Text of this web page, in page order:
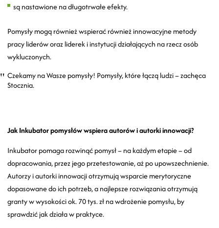
są nastawione na długotrwałe efekty.
Pomysły mogą również wspierać również innowacyjne metody
pracy liderów oraz liderek i instytucji działających na rzecz osób
wykluczonych.
Czekamy na Wasze pomysły! Pomysły, które łączą ludzi – zachęca
Stocznia.
Jak Inkubator pomysłów wspiera autorów i autorki innowacji?
Inkubator pomaga rozwinąć pomysł – na każdym etapie – od
dopracowania, przez jego przetestowanie, aż po upowszechnienie.
Autorzy i autorki innowacji otrzymują wsparcie merytoryczne
dopasowane do ich potrzeb, a najlepsze rozwiązania otrzymują
granty w wysokości ok. 70 tys. zł na wdrożenie pomysłu, by
sprawdzić jak działa w praktyce.